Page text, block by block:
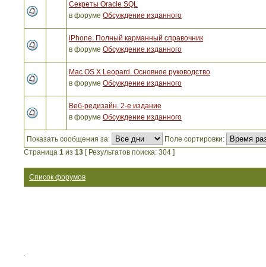
Секреты Oracle SQL
в форуме Обсуждение изданного
iPhone. Полный карманный справочник
в форуме Обсуждение изданного
Mac OS X Leopard. Основное руководство
в форуме Обсуждение изданного
Веб-редизайн. 2-е издание
в форуме Обсуждение изданного
Показать сообщения за:
Поле сортировки:
Страница 1 из 13 [ Результатов поиска: 304 ]
Список форумов